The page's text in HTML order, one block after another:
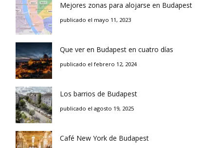
Mejores zonas para alojarse en Budapest
publicado el mayo 11, 2023
Que ver en Budapest en cuatro días
publicado el febrero 12, 2024
Los barrios de Budapest
publicado el agosto 19, 2025
Café New York de Budapest